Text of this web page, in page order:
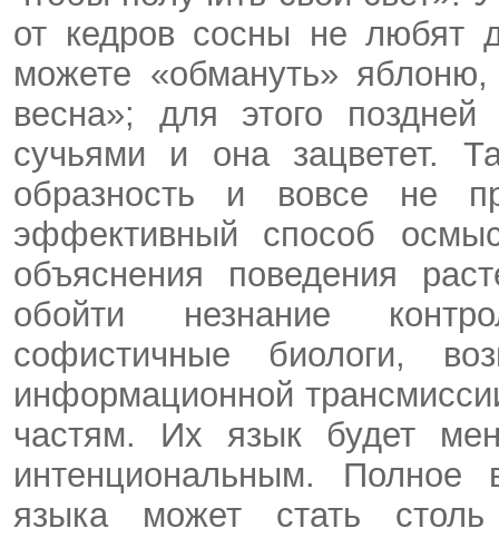
от кедров сосны не любят
можете «обмануть»
весна»; для этого
сучьями и она зацветет.
образность и вовсе не
эффективный способ
объяснения поведения
обойти незнание
софистичные биологи,
информационной
частям. Их язык будет
интенциональным. Полное
языка может стать